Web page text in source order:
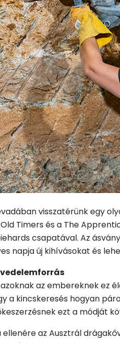
visszatérünk egy
Timers és a The
csapatával. Az
napja új kihívásokat és
az embereknek
a kincskeresés hogyan
ezt a módját
az Ausztrál